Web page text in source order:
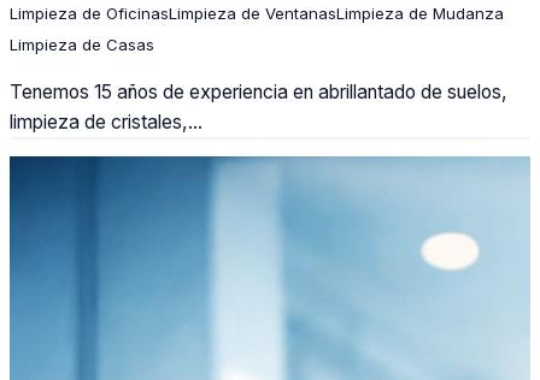
Limpieza de OficinasLimpieza de VentanasLimpieza de Mudanza
Limpieza de Casas
Tenemos 15 años de experiencia en abrillantado de suelos,
limpieza de cristales,...